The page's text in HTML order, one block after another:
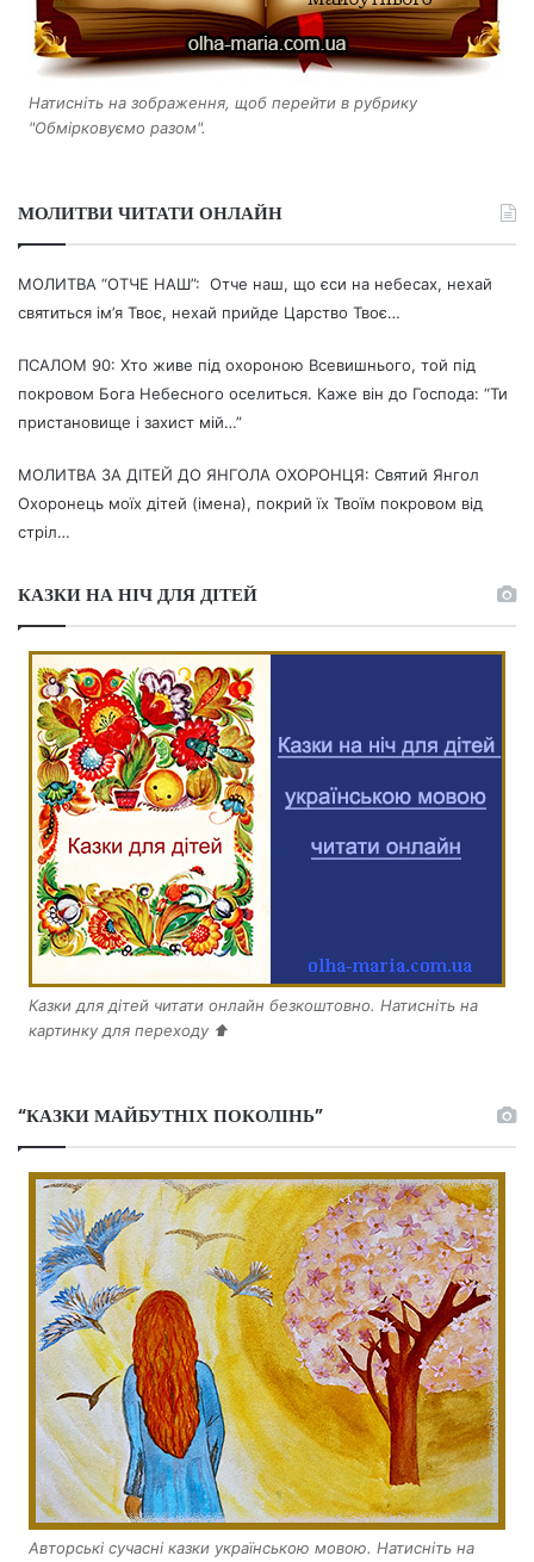
Натисніть на зображення, щоб перейти в рубрику
"Обмірковуємо разом".
МОЛИТВИ ЧИТАТИ ОНЛАЙН
МОЛИТВА “ОТЧЕ НАШ”: Отче наш, що єси на небесах, нехай
святиться ім’я Твоє, нехай прийде Царство Твоє…
ПСАЛОМ 90: Хто живе під охороною Всевишнього, той під
покровом Бога Небесного оселиться. Каже він до Господа: “Ти
пристановище і захист мій…”
МОЛИТВА ЗА ДІТЕЙ ДО ЯНГОЛА ОХОРОНЦЯ: Святий Янгол
Охоронець моїх дітей (імена), покрий їх Твоїм покровом від
стріл…
КАЗКИ НА НІЧ ДЛЯ ДІТЕЙ
Казки для дітей читати онлайн безкоштовно. Натисніть на
картинку для переходу ⬆️
“КАЗКИ МАЙБУТНІХ ПОКОЛІНЬ”
Авторські сучасні казки українською мовою. Натисніть на